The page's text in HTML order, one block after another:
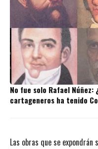
No fue solo Rafael
cartageneros ha tenido
Las obras que se